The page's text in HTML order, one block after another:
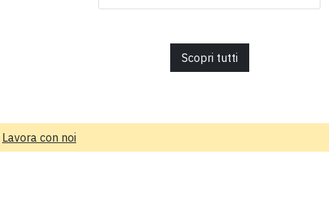
Scopri tutti
Lavora con noi